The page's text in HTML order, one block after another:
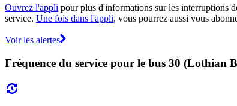
Ouvrez l'appli pour plus d'informations sur les interruptions
service. Une fois dans l'appli, vous pourrez aussi vous
Voir les alertes
Fréquence du service pour le bus 30 (Lothian